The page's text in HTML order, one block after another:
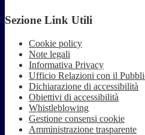
Sezione Link Utili
Cookie policy
Note legali
Informativa Privacy
Ufficio Relazioni con il
Dichiarazione di accessibilità
Obiettivi di accessibilità
Whistleblowing
Gestione consensi cookie
Amministrazione trasparente